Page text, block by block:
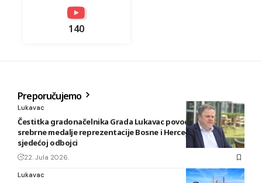
140
Preporučujemo
Lukavac
Čestitka gradonačelnika Grada Lukavac povodom osvajanja
srebrne medalje reprezentacije Bosne i Hercegovine u
sjedećoj odbojci
22. Jula 2026.
Lukavac